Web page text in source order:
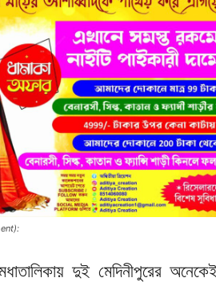
দুই মেদিনীপুরের